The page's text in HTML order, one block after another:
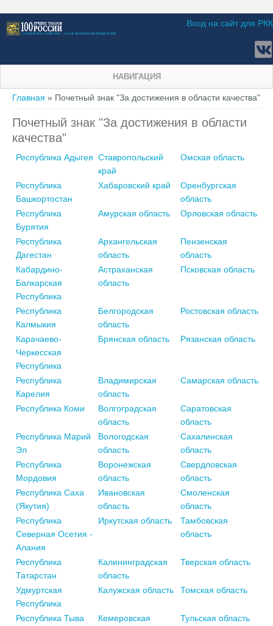
Вход на сайт для РКК
НАВИГАЦИЯ
Вы здесь
Главная » Почетный знак "За достижения в области качества"
Почетный знак "За достижения в области
качества"
Республика Адыгея Ставропольский
край
Омская область
Республика
Башкортостан
Хабаровский край
Оренбургская
область
Республика
Бурятия
Амурская область Орловская область
Республика
Дагестан
Архангельская
область
Пензенская
область
Кабардино-
Балкарская
Республика
Астраханская
область
Псковская область
Республика
Калмыкия
Белгородская
область
Ростовская область
Карачаево-
Черкесская
Республика
Брянская область Рязанская область
Республика
Карелия
Владимирская
область
Самарская область
Республика Коми
Волгоградская
область
Саратовская
область
Республика Марий
Эл
Вологодская
область
Сахалинская
область
Республика
Мордовия
Воронежская
область
Свердловская
область
Республика Саха
(Якутия)
Ивановская
область
Смоленская
область
Республика
Северная Осетия -
Алания
Иркутская область
Тамбовская
область
Республика
Татарстан
Калининградская
область
Тверская область
Удмуртская
Республика
Калужская область Томская область
Республика Тыва
Кемеровская
Тульская область